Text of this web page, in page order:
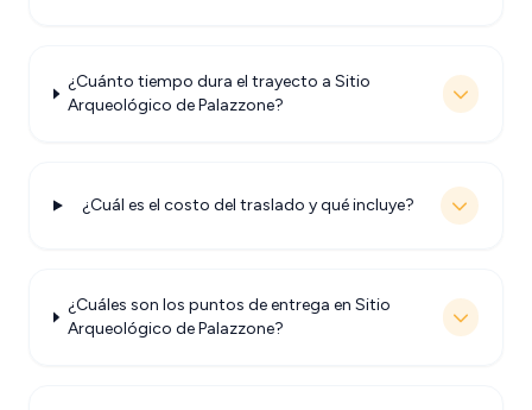
¿Cuánto tiempo dura el trayecto a Sitio
Arqueológico de Palazzone?
¿Cuál es el costo del traslado y qué incluye?
¿Cuáles son los puntos de entrega en Sitio
Arqueológico de Palazzone?